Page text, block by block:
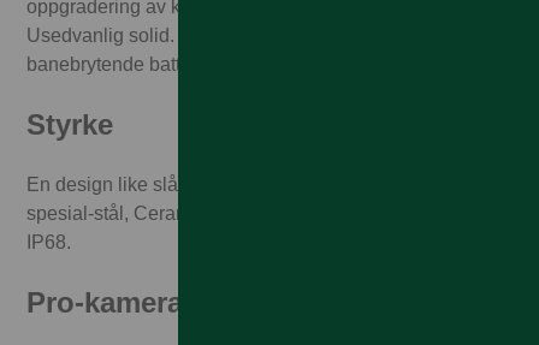
oppgradering av kamerasystemet for helt nye muligheter.
Usedvanlig solid. Ultrarask A15 Bionic-chip og
banebrytende batteritid.
Styrke
En design like slående som den er solid, med rustfritt
spesial-stål, Ceramic Shield og vannbestandighet på
IP68.
Pro-kamerasystem